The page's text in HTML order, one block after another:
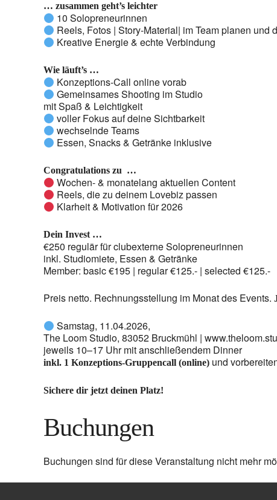
… zusammen geht’s leichter
10 Solopreneurinnen
Reels, Fotos | Story-Material| im Team planen und
Kreative Energie & echte Verbindung
Wie läuft’s …
Konzeptions-Call online vorab
Gemeinsames Shooting im Studio
mit Spaß & Leichtigkeit
voller Fokus auf deine Sichtbarkeit
wechselnde Teams
Essen, Snacks & Getränke inklusive
Congratulations zu …
Wochen- & monatelang aktuellen Content
Reels, die zu deinem Lovebiz passen
Klarheit & Motivation für 2026
Dein Invest …
€250 regulär für clubexterne Solopreneurinnen
inkl. Studiomiete, Essen & Getränke
Member: basic €195 | regular €125.- | selected €125.-
Preis netto. Rechnungsstellung im Monat des Events.
Samstag, 11.04.2026,
The Loom Studio, 83052 Bruckmühl |
jeweils 10–17 Uhr mit anschließendem Dinner
inkl. 1 Konzeptions-Gruppencall (online) und
Sichere dir jetzt deinen Platz!
Buchungen
Buchungen sind für diese Veranstaltung nicht mehr